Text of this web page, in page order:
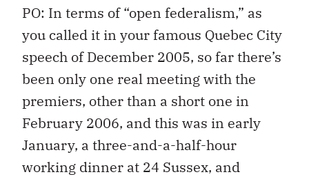
PO: In terms of “open federalism,” as
you called it in your famous Quebec City
speech of December 2005, so far there’s
been only one real meeting with the
premiers, other than a short one in
February 2006, and this was in early
January, a three-and-a-half-hour
working dinner at 24 Sussex, and